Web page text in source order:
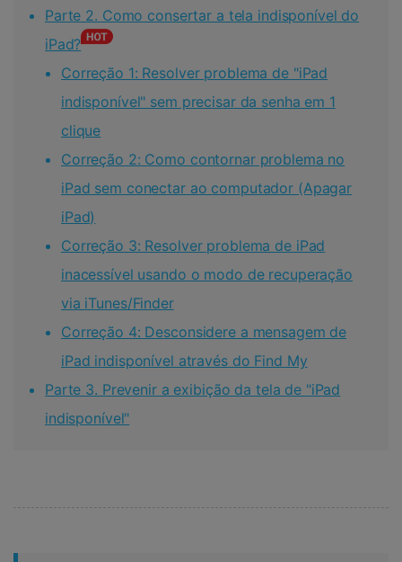
Parte 2. Como consertar a tela indisponível do
iPad?
Correção 1: Resolver problema de "iPad
indisponível" sem precisar da senha em 1
clique
Correção 2: Como contornar problema no
iPad sem conectar ao computador (Apagar
iPad)
Correção 3: Resolver problema de iPad
inacessível usando o modo de recuperação
via iTunes/Finder
Correção 4: Desconsidere a mensagem de
iPad indisponível através do Find My
Parte 3. Prevenir a exibição da tela de "iPad
indisponível"